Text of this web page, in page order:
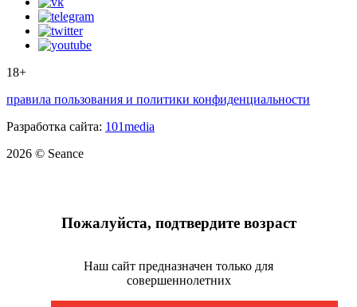
18+
правила пользования и политики конфиденциальности
Разработка сайта: 101media
2026 © Seance
Пожалуйста, подтвердите возраст
Наш сайт предназначен только для
совершеннолетних